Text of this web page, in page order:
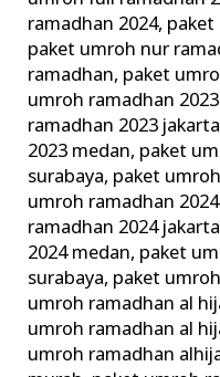
ramadhan 2024, paket
paket umroh nur
ramadhan, paket
umroh ramadhan
ramadhan 2023 jakarta
2023 medan, paket
surabaya, paket
umroh ramadhan
ramadhan 2024 jakarta
2024 medan, paket
surabaya, paket
umroh ramadhan al
umroh ramadhan al
umroh ramadhan